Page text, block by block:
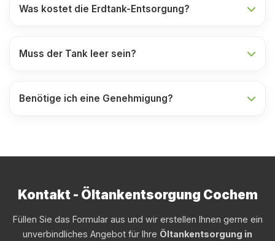
Was kostet die Erdtank-Entsorgung?
Muss der Tank leer sein?
Benötige ich eine Genehmigung?
Kontakt - Öltankentsorgung Cochem
Füllen Sie das Formular aus und wir erstellen Ihnen gerne ein
unverbindliches Angebot für Ihre Öltankentsorgung in